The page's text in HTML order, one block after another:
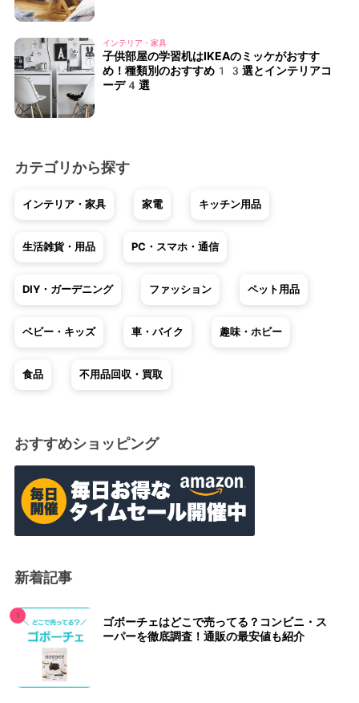
インテリア・家具
子供部屋の学習机はIKEAのミッケがおすす
め！種類別のおすすめ13選とインテリアコ
ーデ4選
カテゴリから探す
インテリア・家具 家電 キッチン用品
生活雑貨・用品 PC・スマホ・通信
DIY・ガーデニング ファッション ペット用品
ベビー・キッズ 車・バイク 趣味・ホビー
食品 不用品回収・買取
おすすめショッピング
新着記事
ゴボーチェはどこで売ってる？コンビニ・ス
ーパーを徹底調査！通販の最安値も紹介